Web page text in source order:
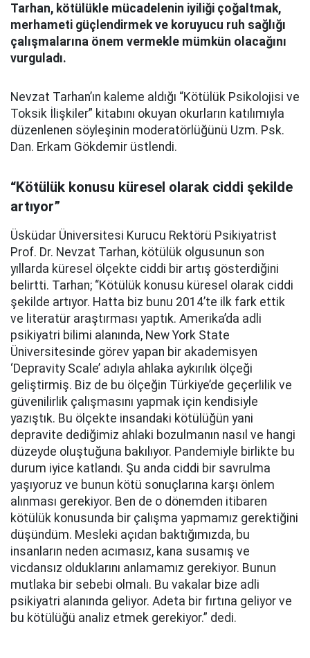
Tarhan, kötülükle mücadelenin iyiliği çoğaltmak,
merhameti güçlendirmek ve koruyucu ruh sağlığı
çalışmalarına önem vermekle mümkün olacağını
vurguladı.
Nevzat Tarhan’ın kaleme aldığı “Kötülük Psikolojisi ve
Toksik İlişkiler” kitabını okuyan okurların katılımıyla
düzenlenen söyleşinin moderatörlüğünü Uzm. Psk.
Dan. Erkam Gökdemir üstlendi.
“Kötülük konusu küresel olarak ciddi şekilde
artıyor”
Üsküdar Üniversitesi Kurucu Rektörü Psikiyatrist
Prof. Dr. Nevzat Tarhan, kötülük olgusunun son
yıllarda küresel ölçekte ciddi bir artış gösterdiğini
belirtti. Tarhan; “Kötülük konusu küresel olarak ciddi
şekilde artıyor. Hatta biz bunu 2014’te ilk fark ettik
ve literatür araştırması yaptık. Amerika’da adli
psikiyatri bilimi alanında, New York State
Üniversitesinde görev yapan bir akademisyen
‘Depravity Scale’ adıyla ahlaka aykırılık ölçeği
geliştirmiş. Biz de bu ölçeğin Türkiye’de geçerlilik ve
güvenilirlik çalışmasını yapmak için kendisiyle
yazıştık. Bu ölçekte insandaki kötülüğün yani
depravite dediğimiz ahlaki bozulmanın nasıl ve hangi
düzeyde oluştuğuna bakılıyor. Pandemiyle birlikte bu
durum iyice katlandı. Şu anda ciddi bir savrulma
yaşıyoruz ve bunun kötü sonuçlarına karşı önlem
alınması gerekiyor. Ben de o dönemden itibaren
kötülük konusunda bir çalışma yapmamız gerektiğini
düşündüm. Mesleki açıdan baktığımızda, bu
insanların neden acımasız, kana susamış ve
vicdansız olduklarını anlamamız gerekiyor. Bunun
mutlaka bir sebebi olmalı. Bu vakalar bize adli
psikiyatri alanında geliyor. Adeta bir fırtına geliyor ve
bu kötülüğü analiz etmek gerekiyor.” dedi.